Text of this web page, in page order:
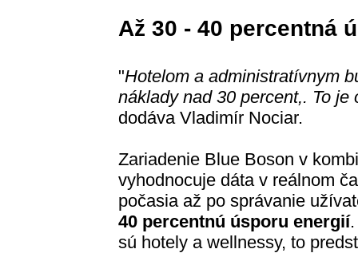
Až 30 - 40 percentná
"Hotelom a administratívnym
náklady nad 30 percent,. To
dodáva Vladimír Nociar.
Zariadenie Blue Boson v
vyhodnocuje dáta v reálnom
počasia až po správanie
40 percentnú úsporu energií
sú hotely a wellnessy, to